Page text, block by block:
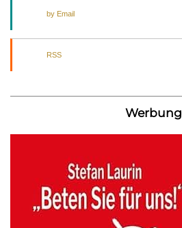
by Email
RSS
Werbung